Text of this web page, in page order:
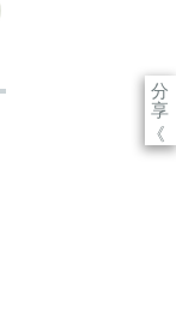
分
享
《